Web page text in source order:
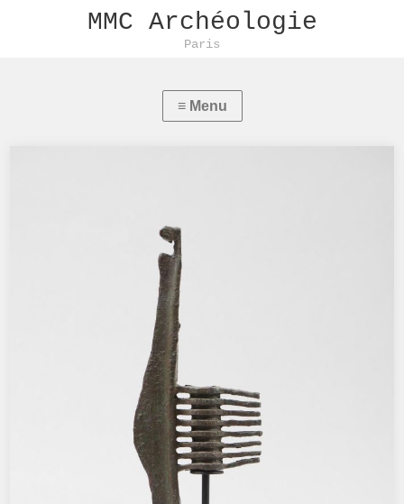
MMC Archéologie
Paris